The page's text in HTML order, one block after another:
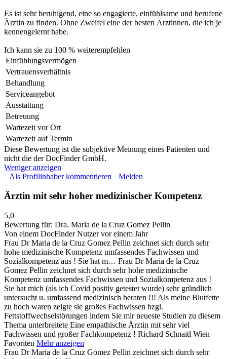
Es ist sehr beruhigend, eine so engagierte, einfühlsame und berufene
Ärztin zu finden. Ohne Zweifel eine der besten Ärztinnen, die ich je
kennengelernt habe.
Ich kann sie zu 100 % weiterempfehlen
Einfühlungsvermögen
Vertrauensverhältnis
Behandlung
Serviceangebot
Ausstattung
Betreuung
Wartezeit vor Ort
Wartezeit auf Termin
Diese Bewertung ist die subjektive Meinung eines Patienten und
nicht die der DocFinder GmbH.
Weniger anzeigen
Als Profilinhaber kommentieren
Melden
Ärztin mit sehr hoher medizinischer Kompetenz
5,0
Bewertung für: Dra. Maria de la Cruz Gomez Pellin
Von einem DocFinder Nutzervor einem Jahr
Frau Dr Maria de la Cruz Gomez Pellin zeichnet sich durch sehr
hohe medizinische Kompetenz umfassendes Fachwissen und
Sozialkompetenz aus ! Sie hat m… Frau Dr Maria de la Cruz
Gomez Pellin zeichnet sich durch sehr hohe medizinische
Kompetenz umfassendes Fachwissen und Sozialkompetenz aus !
Sie hat mich (als ich Covid positiv getestet wurde) sehr gründlich
untersucht u. umfassend medizinisch beraten !!! Als meine Blutfette
zu hoch waren zeigte sie großes Fachwissen bzgl.
Fettstoffwechselstörungen indem Sie mir neueste Studien zu diesem
Thema unterbreitete Eine empathische Ärztin mit sehr viel
Fachwissen und großer Fachkompetenz ! Richard Schnaitl Wien
Favoriten Mehr anzeigen
Frau Dr Maria de la Cruz Gomez Pellin zeichnet sich durch sehr